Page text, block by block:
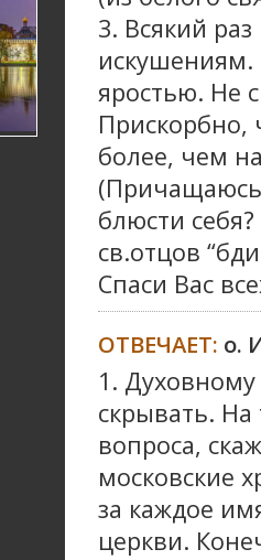
3. Всякий
искушениям.
яростью. Не
Прискорбно,
более, чем
блюсти
св.отцов
Спаси Вас
ОТВЕЧАЕТ: о.
1.
скрывать.
вопроса,
московские
за каждое
церкви.